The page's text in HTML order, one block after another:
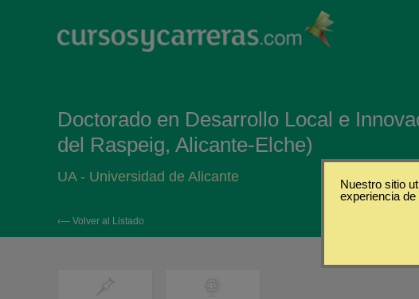
Doctorado en Desarrollo Local e
del Raspeig, Alicante-Elche)
UA - Universidad de Alicante
‹— Volver al Listado
Nuestro sitio
experiencia